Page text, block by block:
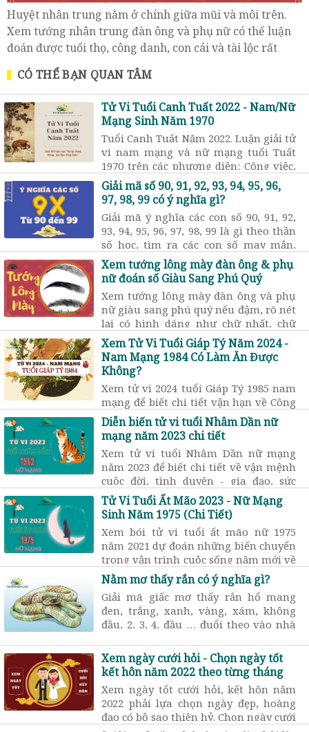
Huyệt nhân trung nằm ở chính giữa mũi và môi trên.
Xem tướng nhân trung đàn ông và phụ nữ có thể luận
đoán được tuổi thọ, công danh, con cái và tài lộc rất
chính xác.
CÓ THỂ BẠN QUAN TÂM
Tử Vi Tuổi Canh Tuất 2022 - Nam/Nữ
Mạng Sinh Năm 1970
Tuổi Canh Tuất Năm 2022. Luận giải tử
vi nam mạng và nữ mạng tuổi Tuất
1970 trên các phương diện: Công việc,
sức khỏe, tình cảm, vận hạn trong
năm mới 2022.
Giải mã số 90, 91, 92, 93, 94, 95, 96,
97, 98, 99 có ý nghĩa gì?
Giải mã ý nghĩa các con số 90, 91, 92,
93, 94, 95, 96, 97, 98, 99 là gì theo thần
số học, tìm ra các con số may mắn,
tránh số xấu trong cầu tài lộc, tình
yêu theo phong thủy.
Xem tướng lông mày đàn ông & phụ
nữ đoán số Giàu Sang Phú Quý
Xem tướng lông mày đàn ông và phụ
nữ giàu sang phú quý nếu đậm, rõ nét
lại có hình dáng như chữ nhất, chữ
bát. Nếu chân mày thưa, hình dáng
xấu thì chủ về bần tiện, nghèo khó.
Xem Tử Vi Tuổi Giáp Tý Năm 2024 -
Nam Mạng 1984 Có Làm Ăn Được
Không?
Xem tử vi 2024 tuổi Giáp Tý 1985 nam
mạng để biết chi tiết vận hạn về Công
danh sự nghiệp, Tiền bạc tài chính,
Tình duyên gia đạo, Sức khỏe tai
ương…
Diễn biến tử vi tuổi Nhâm Dần nữ
mạng năm 2023 chi tiết
Xem tử vi tuổi Nhâm Dần nữ mạng
năm 2023 để biết chi tiết về vận mệnh
cuộc đời, tình duyên - gia đạo, sức
khỏe, công danh tiền tài, ...
Tử Vi Tuổi Ất Mão 2023 - Nữ Mạng
Sinh Năm 1975 (Chi Tiết)
Xem bói tử vi tuổi ất mão nữ 1975
năm 2021 dự đoán những biến chuyển
trong vận trình cuộc sống năm mới về
công việc, tình cảm, ...
Nằm mơ thấy rắn có ý nghĩa gì?
Giải mã giấc mơ thấy rắn hổ mang
đen, trắng, xanh, vàng, xám, không
đầu, 2, 3, 4, đầu … đuổi theo vào nhà
hay xấu? Lãnh hay dữ?
Xem ngày cưới hỏi - Chọn ngày tốt
kết hôn năm 2022 theo từng tháng
Xem ngày tốt cưới hỏi, kết hôn năm
2022 phải lựa chọn ngày đẹp, hoàng
đạo có bộ sao thiên hỷ. Chọn ngày cưới